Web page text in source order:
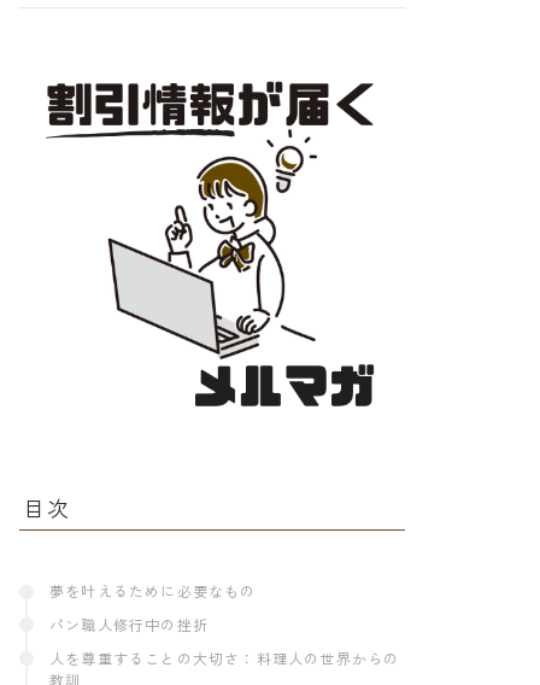
目次
夢を叶えるために必要なもの
パン職人修行中の挫折
人を尊重することの大切さ：料理人の世界からの
教訓